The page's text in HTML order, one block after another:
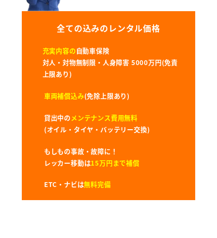
全ての込みのレンタル価格
充実内容の自動車保険
対人・対物無制限・人身障害 5000万円(免責
上限あり)
車両補償込み(免除上限あり)
貸出中の メンテナンス費用無料
(オイル・タイヤ・バッテリー交換)
もしもの事故・故障に！
レッカー移動は15万円まで補償
ETC・ナビは無料完備